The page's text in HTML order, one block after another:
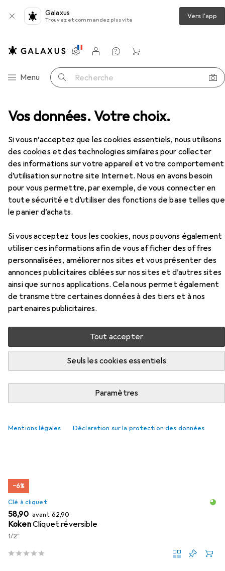
Vos données. Votre choix.
Si vous n’acceptez que les cookies essentiels, nous utilisons
des cookies et des technologies similaires pour collecter
des informations sur votre appareil et votre comportement
d’utilisation sur notre site Internet. Nous en avons besoin
pour vous permettre, par exemple, de vous connecter en
toute sécurité et d’utiliser des fonctions de base telles que
le panier d’achats.
Si vous acceptez tous les cookies, nous pouvons également
utiliser ces informations afin de vous afficher des offres
personnalisées, améliorer nos sites et vous présenter des
annonces publicitaires ciblées sur nos sites et d’autres sites
ainsi que sur nos applications. Cela nous permet également
de transmettre certaines données à des tiers et à nos
partenaires publicitaires.
Tout accepter
Seuls les cookies essentiels
Paramètres
Mentions légales Déclaration sur la protection des données
Galaxus
Trouvez et commandez plus vite Vers l'app
Navigation par catégorie
Menu Recherche
Paramètres
Compte client
Listes de comparaison
Listes d'envies
Panier
douilles Koken Composition de douilles 12 pans
EUR
169,–
Koken
Composition de douilles 12 pans
10 mm, 11 mm, 12 mm, 13 mm, 14 mm, 15 mm, 16 mm, 17 mm, 18 mm, 19 mm, 21 mm, 22 mm, 24 mm, 27 mm, 8 mm
Accessoires pour Koken
Composition de douilles 12 pans
Ici, vous trouverez des accessoires compatibles avec le
produit Koken Composition de douilles 12 pans des
catégories Clé à douille + douilles et Clé à cliquet.
Pertinence
Liste des produits
REMISE QUANTITATIVE
Clé à douille + douilles
Douille douze pans creux
−6%
Clé à cliquet
EUR
58,90 avant EUR
62,90
KokenCliquet réversible
1/2"